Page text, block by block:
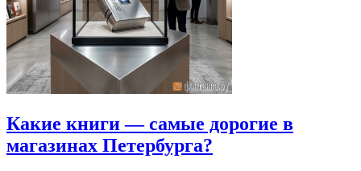
Какие книги — самые дорогие в
магазинах Петербурга?